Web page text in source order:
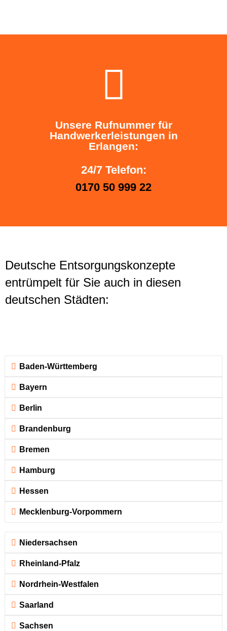
Unsere Rufnummer für
Handwerkerleistungen in
Erlangen:
24/7 Telefon:
0170 50 999 22
Deutsche Entsorgungskonzepte
entrümpelt für Sie auch in diesen
deutschen Städten:
Baden-Württemberg
Bayern
Berlin
Brandenburg
Bremen
Hamburg
Hessen
Mecklenburg-Vorpommern
Niedersachsen
Rheinland-Pfalz
Nordrhein-Westfalen
Saarland
Sachsen